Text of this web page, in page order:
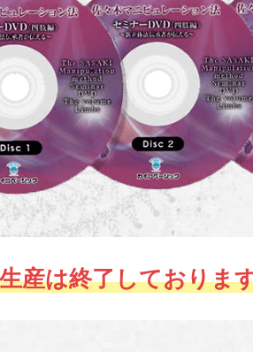
産は終了しておりま